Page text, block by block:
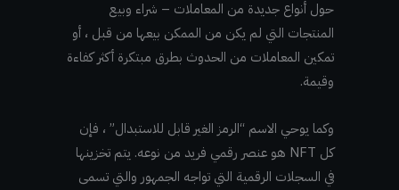
حول أنواع جديدة من المعاملات – شراء وبيع
المنتجات التي لم يكن من الممكن بيعها من قبل ، أو
تمكين المعاملات من الحدوث بطرق مبتكرة أكثر كفاءة
وقيمة.
وكما يوحي الاسم “الرمز الغير قابل للاستبدال” ، فإن
كل NFT هو عنصر رقمي فريد من نوعه. يتم تخزينها
في السجلات الرقمية التي تواجه الجمهور والتي تسمى